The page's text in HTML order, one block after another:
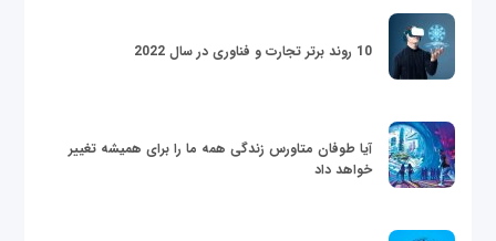
10 روند برتر تجارت و فناوری در سال 2022
آیا طوفان متاورس زندگی همه ما را برای همیشه تغییر
خواهد داد